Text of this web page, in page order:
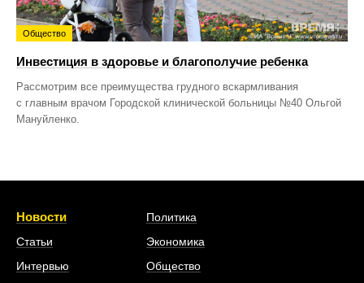
Общество
Инвестиция в здоровье и благополучие ребенка
Рассмотрим все преимущества грудного вскармливания
с главным врачом Городской клинической больницы №40 Ольгой
Мануйленко.
Новости
Статьи
Интервью
Политика
Экономика
Общество